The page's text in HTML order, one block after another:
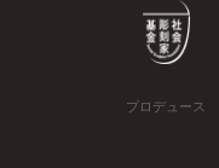
プロデュース